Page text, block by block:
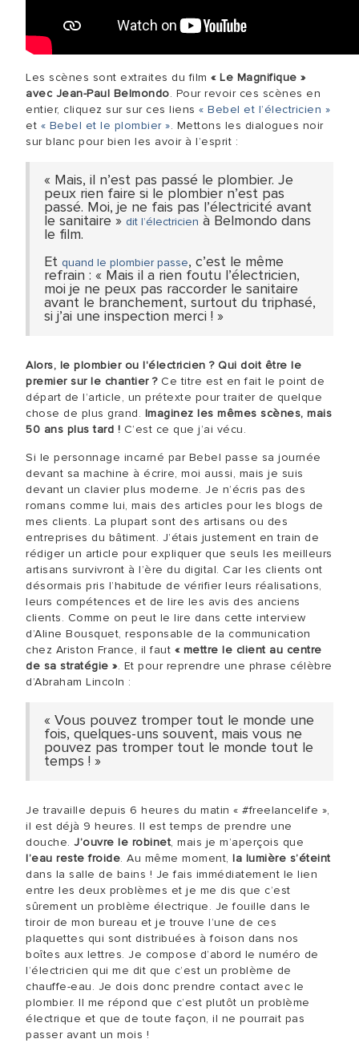
Les scènes sont extraites du film « Le Magnifique »
avec Jean-Paul Belmondo. Pour revoir ces scènes en
entier, cliquez sur sur ces liens « Bebel et l’électricien »
et « Bebel et le plombier ». Mettons les dialogues noir
sur blanc pour bien les avoir à l’esprit :
« Mais, il n’est pas passé le plombier. Je
peux rien faire si le plombier n’est pas
passé. Moi, je ne fais pas l’électricité avant
le sanitaire » dit l’électricien à Belmondo dans
le film.
Et quand le plombier passe, c’est le même
refrain : « Mais il a rien foutu l’électricien,
moi je ne peux pas raccorder le sanitaire
avant le branchement, surtout du triphasé,
si j’ai une inspection merci ! »
Alors, le plombier ou l'électricien ? Qui doit être le
premier sur le chantier ?Ce titre est en fait le point de
départ de l’article, un prétexte pour traiter de quelque
chose de plus grand. Imaginez les mêmes scènes, mais
50 ans plus tard ! C’est ce que j’ai vécu.
Si le personnage incarné par Bebel passe sa journée
devant sa machine à écrire, moi aussi, mais je suis
devant un clavier plus moderne. Je n’écris pas des
romans comme lui, mais des articles pour les blogs de
mes clients. La plupart sont des artisans ou des
entreprises du bâtiment. J’étais justement en train de
rédiger un article pour expliquer que seuls les meilleurs
artisans survivront à l’ère du digital. Car les clients ont
désormais pris l’habitude de vérifier leurs réalisations,
leurs compétences et de lire les avis des anciens
clients. Comme on peut le lire dans cette interview
d’Aline Bousquet, responsable de la communication
chez Ariston France, il faut « mettre le client au centre
de sa stratégie ». Et pour reprendre une phrase célèbre
d’Abraham Lincoln :
« Vous pouvez tromper tout le monde une
fois, quelques-uns souvent, mais vous ne
pouvez pas tromper tout le monde tout le
temps ! »
Je travaille depuis 6 heures du matin « #freelancelife »,
il est déjà 9 heures. Il est temps de prendre une
douche. J’ouvre le robinet, mais je m’aperçois que
l’eau reste froide. Au même moment, la lumière s’éteint
dans la salle de bains ! Je fais immédiatement le lien
entre les deux problèmes et je me dis que c’est
sûrement un problème électrique. Je fouille dans le
tiroir de mon bureau et je trouve l’une de ces
plaquettes qui sont distribuées à foison dans nos
boîtes aux lettres. Je compose d’abord le numéro de
l’électricien qui me dit que c’est un problème de
chauffe-eau. Je dois donc prendre contact avec le
plombier. Il me répond que c’est plutôt un problème
électrique et que de toute façon, il ne pourrait pas
passer avant un mois !